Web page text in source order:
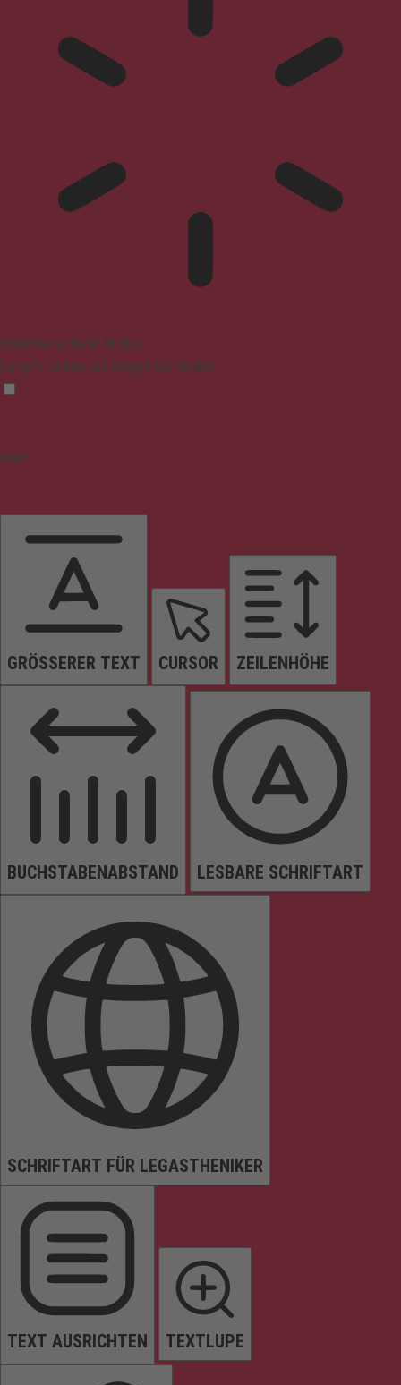
Epilepsie-sicherer Modus
Dämpft Farben und stoppt das Blinken
Inhalt
GRÖSSERER TEXT CURSOR ZEILENHÖHE
BUCHSTABENABSTAND LESBARE SCHRIFTART
SCHRIFTART FÜR LEGASTHENIKER
TEXT AUSRICHTEN TEXTLUPE